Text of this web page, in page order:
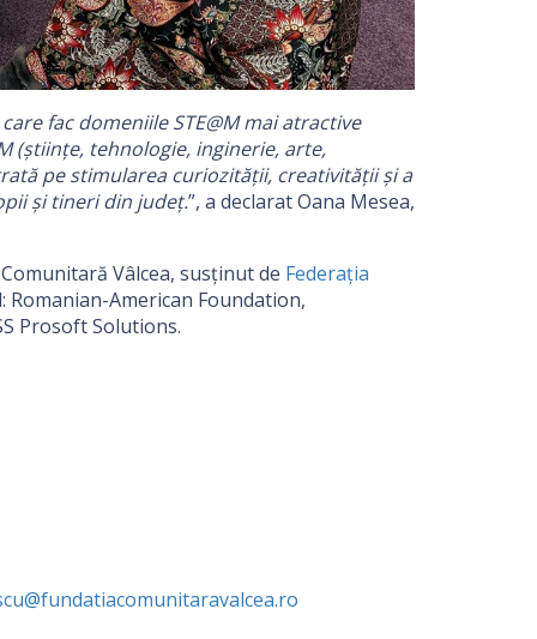
fac domeniile STE@M mai atractive
(științe, tehnologie, inginerie, arte,
pe stimularea curiozității, creativității și a
și tineri din județ.”, a declarat Oana Mesea,
Vâlcea, susţinut de Federația
Romanian-American Foundation,
Prosoft Solutions.